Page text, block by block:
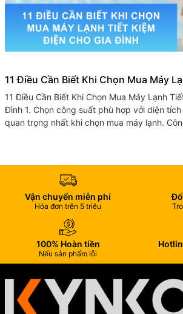
11 Điều Cần Biết Khi Chọn Mua Máy
Cho Gia Đình
11 Điều Cần Biết Khi Chọn Mua Máy Lạnh
Đình 1. Chọn công suất phù hợp với diện tích phòng Đây là yếu tố
quan trọng nhất khi chọn mua máy lạnh.
Vận chuyển miễn phí
Hóa đơn trên 5 triệu
100% Hoàn tiền
Nếu sản phẩm lỗi